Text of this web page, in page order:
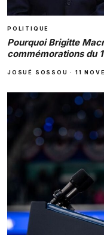
POLITIQUE
Pourquoi Brigitte
commémorations du
JOSUÉ SOSSOU ·11